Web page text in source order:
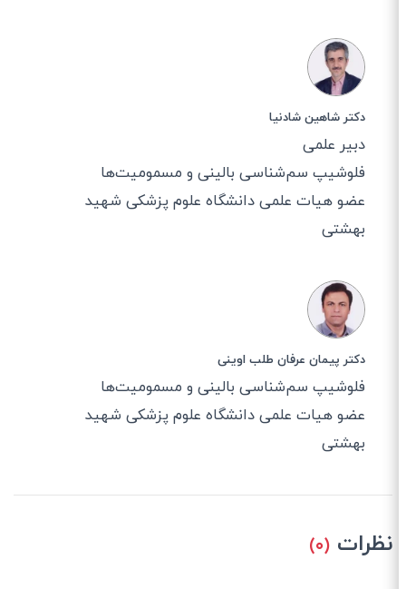
دکتر شاهين شادنيا
دبیر علمی
فلوشیپ سم‌شناسی بالینی و مسمومیت‌ها
عضو هیات علمی دانشگاه علوم پزشکی شهید
بهشتی
دکتر پیمان عرفان طلب اوینی
فلوشیپ سم‌شناسی بالینی و مسمومیت‌ها
عضو هیات علمی دانشگاه علوم پزشکی شهید
بهشتی
نظرات